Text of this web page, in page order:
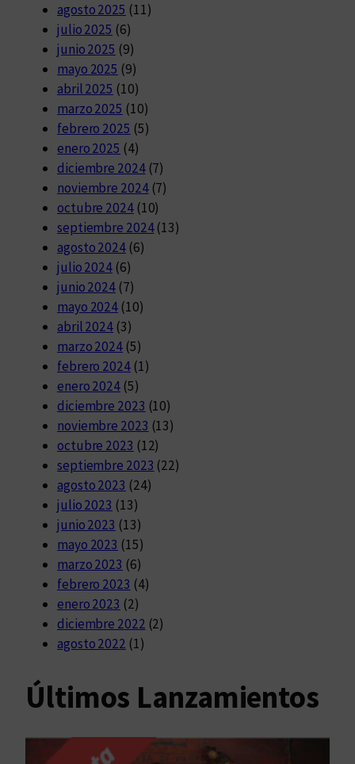
agosto 2025 (11)
julio 2025 (6)
junio 2025 (9)
mayo 2025 (9)
abril 2025 (10)
marzo 2025 (10)
febrero 2025 (5)
enero 2025 (4)
diciembre 2024(7)
noviembre 2024(7)
octubre 2024(10)
septiembre 2024(13)
agosto 2024(6)
julio 2024 (6)
junio 2024 (7)
mayo 2024 (10)
abril 2024 (3)
marzo 2024 (5)
febrero 2024(1)
enero 2024 (5)
diciembre 2023 (10)
noviembre 2023 (13)
octubre 2023 (12)
septiembre 2023 (22)
agosto 2023 (24)
julio 2023 (13)
junio 2023 (13)
mayo 2023 (15)
marzo 2023 (6)
febrero 2023 (4)
enero 2023 (2)
diciembre 2022 (2)
agosto 2022 (1)
Últimos Lanzamientos